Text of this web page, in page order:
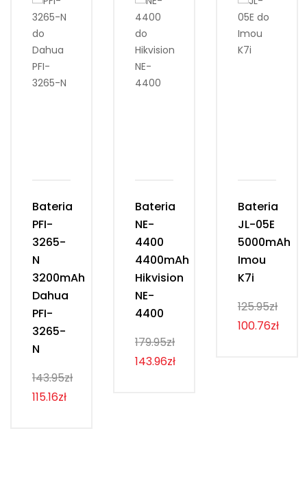
Bateria
PFI-
3265-
N
3200mAh
Dahua
PFI-
3265-
N
143.95zł
115.16zł
Bateria
NE-
4400
4400mAh
Hikvision
NE-
4400
179.95zł
143.96zł
Bateria
JL-05E
5000mAh
Imou
K7i
125.95zł
100.76zł